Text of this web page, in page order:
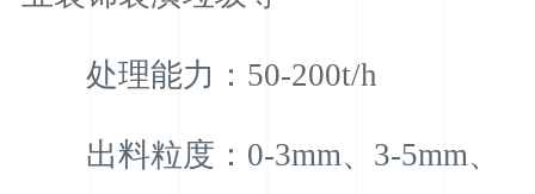
处理能力：50-200t/h
出料粒度：0-3mm、3-5mm、